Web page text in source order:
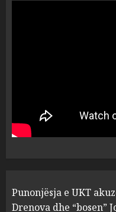
1
Punonjësja e UKT
Drenova dhe “bosen”